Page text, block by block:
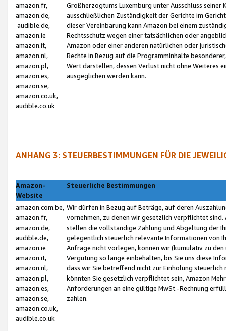
amazon.fr,
amazon.de,
audible.de,
amazon.ie
amazon.it,
amazon.nl,
amazon.pl,
amazon.es,
amazon.se,
amazon.co.uk,
audible.co.uk
Großherzogtums Luxemburg unter Ausschluss
ausschließlichen Zuständigkeit der Gerichte im
dieser Vereinbarung kann Amazon bei einem
Rechtsschutz wegen einer tatsächlichen oder
Amazon oder einer anderen natürlichen oder
Rechte in Bezug auf die Programminhalte
Wert darstellen, dessen Verlust nicht ohne Weiteres
ausgeglichen werden kann.
ANHANG 3: STEUERBESTIMMUNGEN FÜR DIE
Amazon-
Website
Steuerliche Bestimmungen
amazon.com.be,
amazon.fr,
amazon.de,
audible.de,
amazon.ie
amazon.it,
amazon.nl,
amazon.pl,
amazon.es,
amazon.se,
amazon.co.uk,
audible.co.uk
Wir dürfen in Bezug auf Beträge, auf deren
vornehmen, zu denen wir gesetzlich verpflichtet
stellen die vollständige Zahlung und Abgeltung der
gelegentlich steuerlich relevante Informationen von
Anfrage nicht vorlegen, können wir (kumulativ zu
Vergütung so lange einbehalten, bis Sie uns diese
dass wir Sie betreffend nicht zur Einholung
könnten Sie gesetzlich verpflichtet sein, Amazon
Anforderungen an eine gültige MwSt.-Rechnung
zahlen.